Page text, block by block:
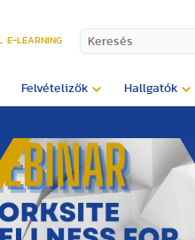
E-LEARNING
Felvételizők Hallgatók